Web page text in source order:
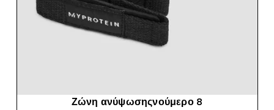
Ζώνη ανύψωσηςνούμερο 8